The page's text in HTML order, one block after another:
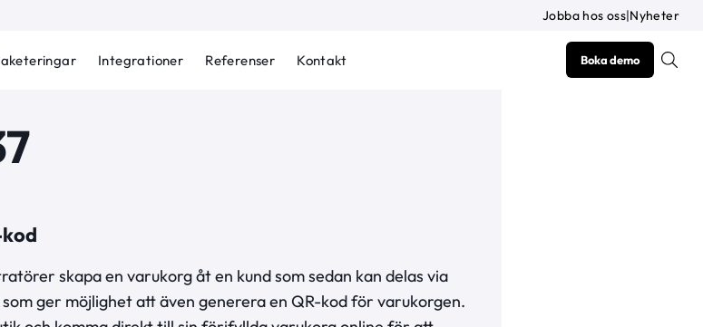
Jobba hos oss|Nyheter
Integrationer Referenser Kontakt Boka demo
skapa en varukorg åt en kund som sedan kan delas via
ger möjlighet att även generera en QR-kod för varukorgen.